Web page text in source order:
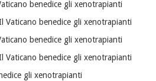
benedice gli xenotrapianti
Vaticano benedice gli xenotrapianti
benedice gli xenotrapianti
Vaticano benedice gli xenotrapianti
gli xenotrapianti